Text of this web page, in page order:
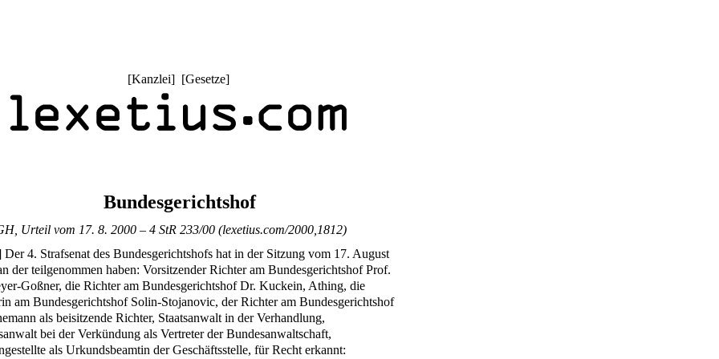
[Kanzlei] [Gesetze]
Bundesgerichtshof
Urteil vom 17. 8. 2000 – 4 StR 233/00 (lexetius.com/2000,1812)
Der 4. Strafsenat des Bundesgerichtshofs hat in der Sitzung vom 17. August
der teilgenommen haben: Vorsitzender Richter am Bundesgerichtshof Prof.
Goßner, die Richter am Bundesgerichtshof Dr. Kuckein, Athing, die
am Bundesgerichtshof Solin-Stojanovic, der Richter am Bundesgerichtshof
als beisitzende Richter, Staatsanwalt in der Verhandlung,
bei der Verkündung als Vertreter der Bundesanwaltschaft,
als Urkundsbeamtin der Geschäftsstelle, für Recht erkannt: